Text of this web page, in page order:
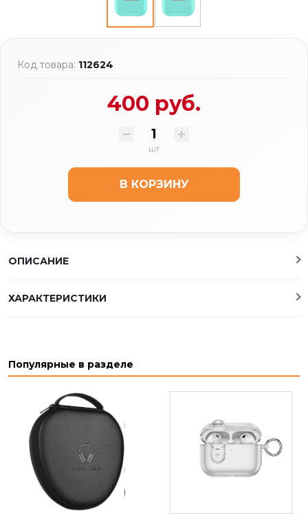
Код товара: 112624
400 руб.
шт
В КОРЗИНУ
ОПИСАНИЕ
ХАРАКТЕРИСТИКИ
Популярные в разделе